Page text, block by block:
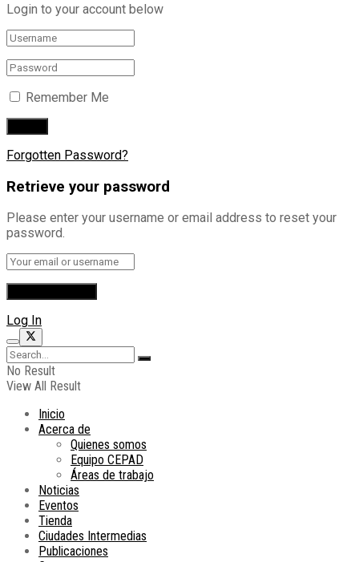
Login to your account below
Remember Me
Forgotten Password?
Retrieve your password
Please enter your username or email address to reset your
password.
Log In
No Result
View All Result
Inicio
Acerca de
Quienes somos
Equipo CEPAD
Áreas de trabajo
Noticias
Eventos
Tienda
Ciudades Intermedias
Publicaciones